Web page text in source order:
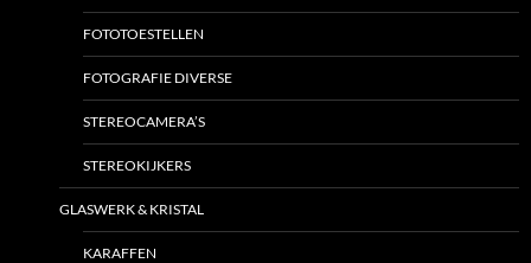
FOTOTOESTELLEN
FOTOGRAFIE DIVERSE
STEREOCAMERA’S
STEREOKIJKERS
GLASWERK & KRISTAL
KARAFFEN